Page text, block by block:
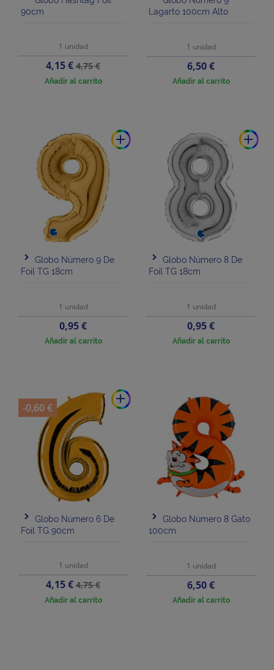
90cm
1 unidad
Precio
4,15 €Precio
base
4,75 €
Añadir al carrito
Lagarto 100cm Alto
1 unidad
Precio
6,50 €
Añadir al carrito
add
Globo Número 9 De
Foil TG 18cm
1 unidad
Precio
0,95 €
Añadir al carrito
add
Globo Número 8 De
Foil TG 18cm
1 unidad
Precio
0,95 €
Añadir al carrito
add
Globo Número 6 De
Foil TG 90cm
1 unidad
Precio
4,15 €Precio
base
4,75 €
Añadir al carrito
-0,60 €
Globo Número 8 Gato
100cm
1 unidad
Precio
6,50 €
Añadir al carrito